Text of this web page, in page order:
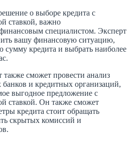
о выборе кредита с
ставкой, важно
финансовым специалистом. Эксперт
вашу финансовую ситуацию,
сумму кредита и выбрать наиболее
сможет провести анализ
и кредитных организаций,
выгодное предложение с
ставкой. Он также сможет
кредита стоит обращать
скрытых комиссий и